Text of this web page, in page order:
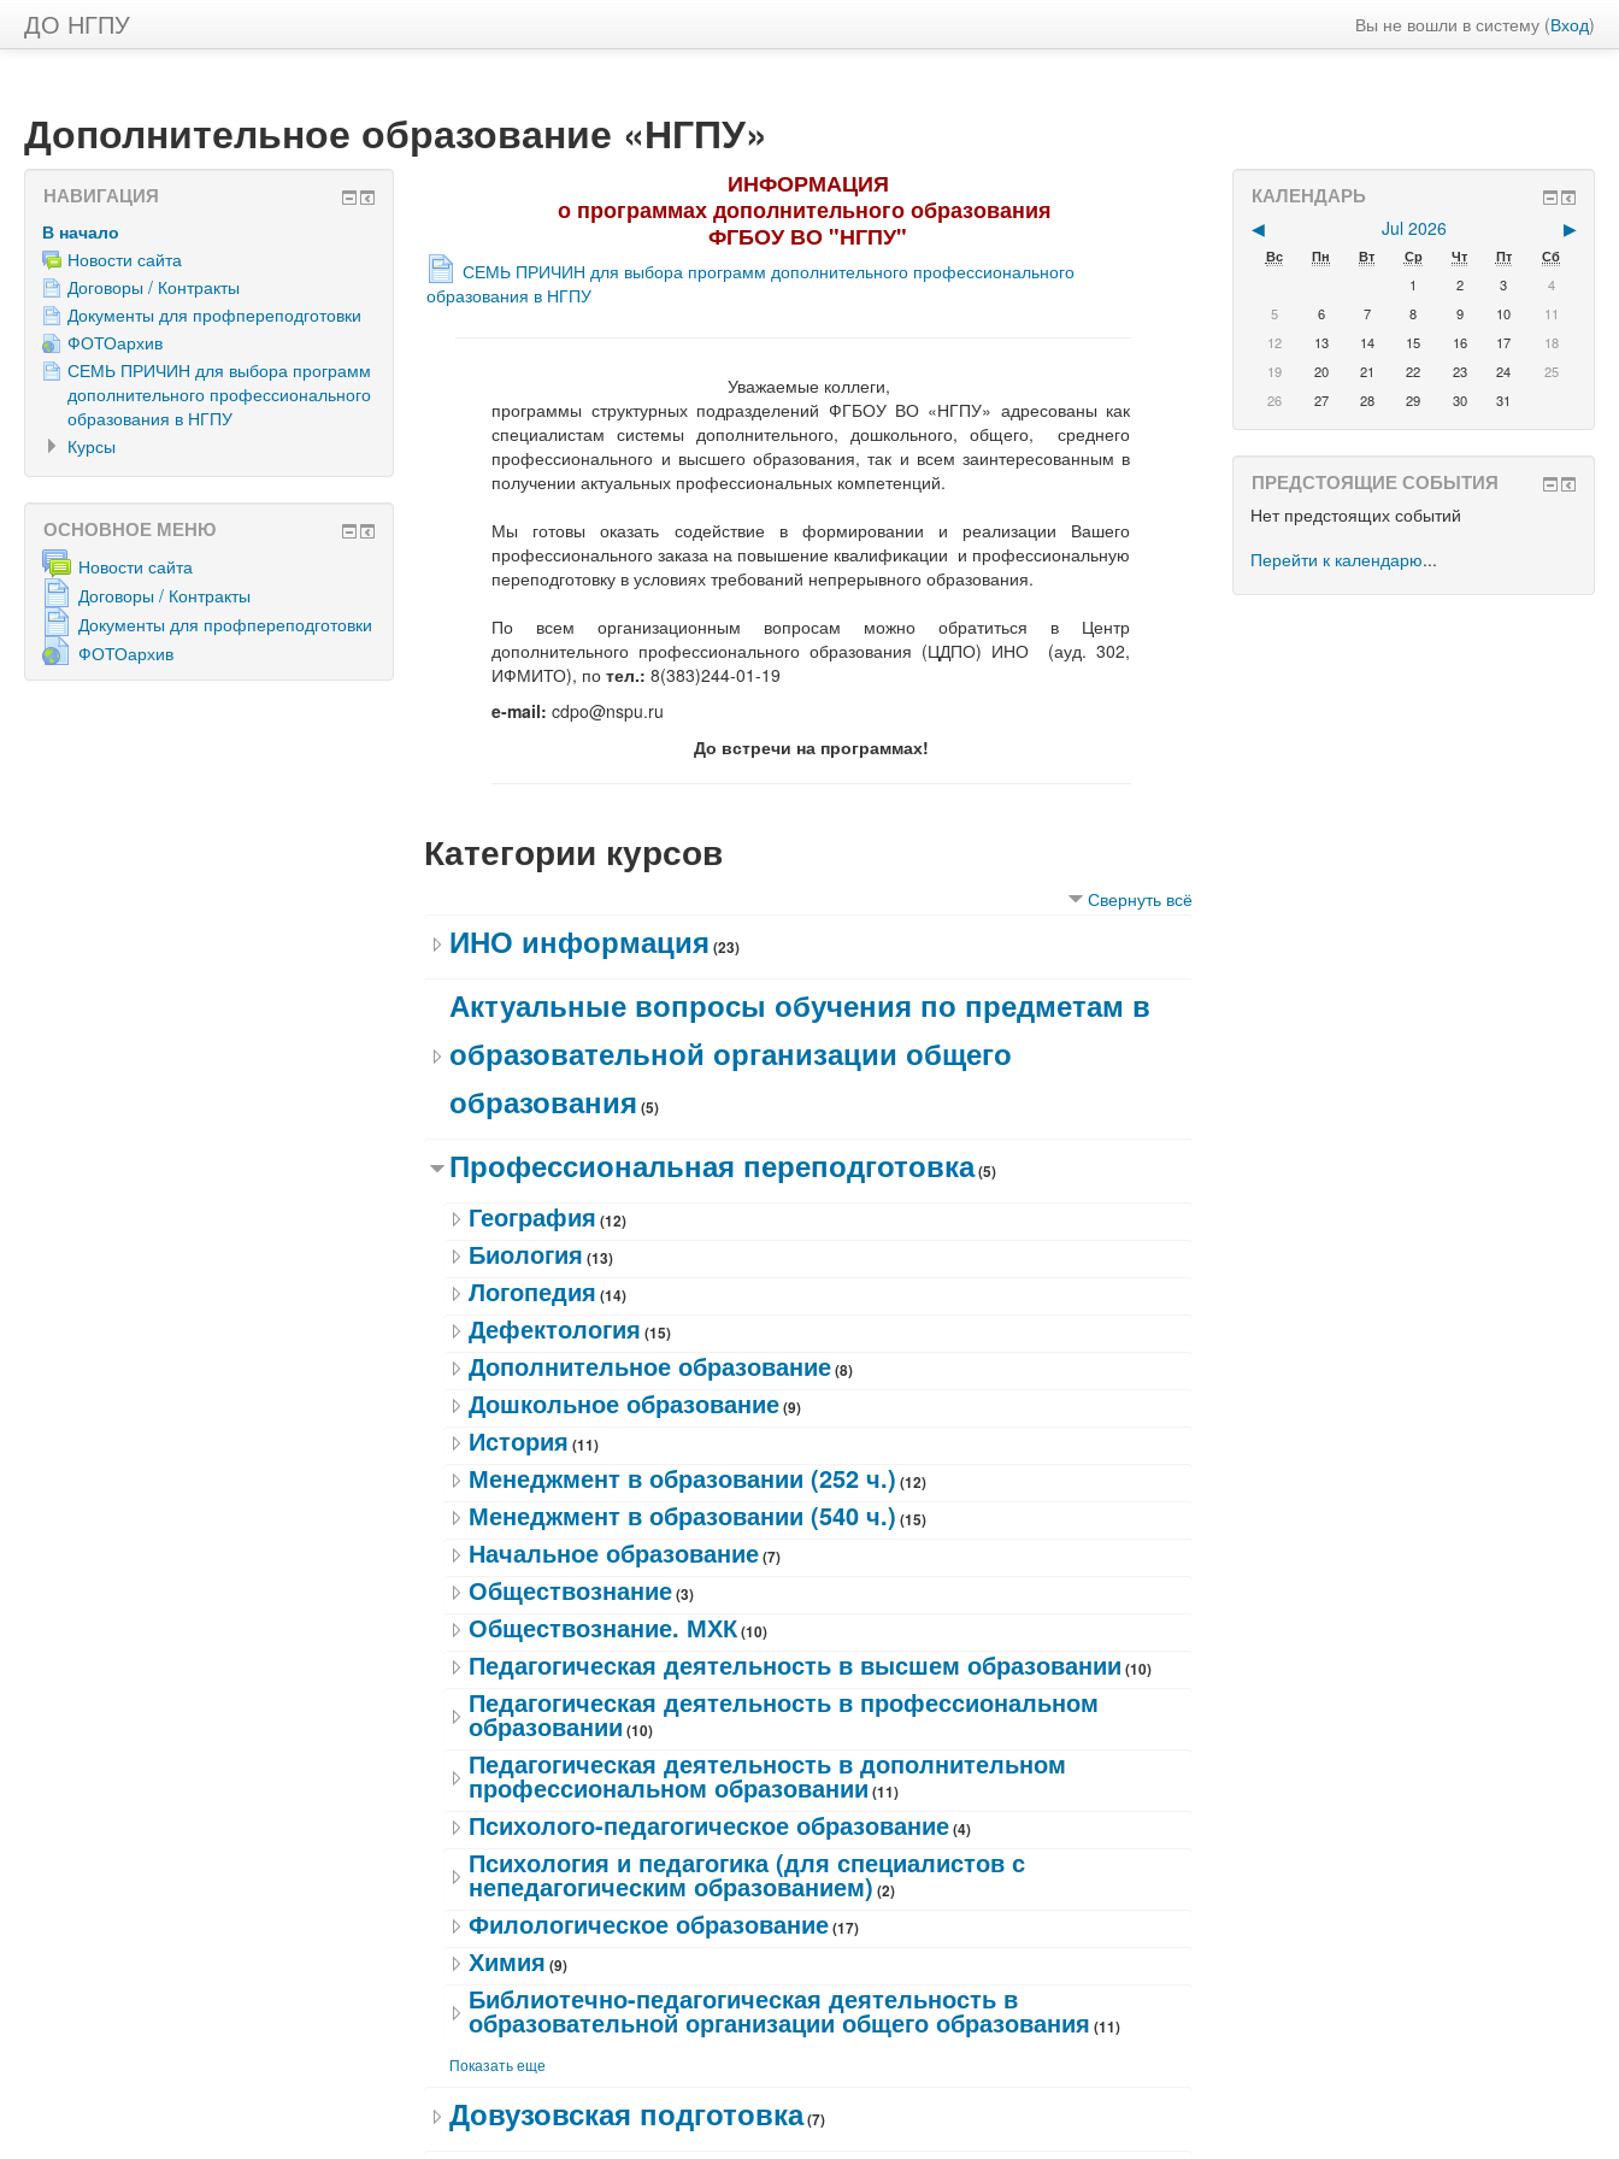
ДО НГПУ Вы не вошли в систему (Вход)
Дополнительное образование «НГПУ»
ИНФОРМАЦИЯ
о программах дополнительного образования
ФГБОУ ВО "НГПУ"
СЕМЬ ПРИЧИН для выбора программ дополнительного профессионального
образования в НГПУ
Уважаемые коллеги,
программы структурных подразделений ФГБОУ ВО «НГПУ» адресованы как
специалистам системы дополнительного, дошкольного, общего, среднего
профессионального и высшего образования, так и всем заинтересованным в
получении актуальных профессиональных компетенций.
Мы готовы оказать содействие в формировании и реализации Вашего
профессионального заказа на повышение квалификации и профессиональную
переподготовку в условиях требований непрерывного образования.
По всем организационным вопросам можно обратиться в Центр
дополнительного профессионального образования (ЦДПО) ИНО (ауд. 302,
ИФМИТО), потел.:8(383)244-01-19
e-mail:cdpo@nspu.ru
До встречи на программах!
Категории курсов
Свернуть всё
ИНО информация (23)
Актуальные вопросы обучения по предметам в
образовательной организации общего
образования (5)
Профессиональная переподготовка(5)
География (12)
Биология (13)
Логопедия (14)
Дефектология (15)
Дополнительное образование(8)
Дошкольное образование(9)
История (11)
Менеджмент в образовании (252 ч.) (12)
Менеджмент в образовании (540 ч.) (15)
Начальное образование(7)
Обществознание(3)
Обществознание. МХК(10)
Педагогическая деятельность в высшем образовании (10)
Педагогическая деятельность в профессиональном
образовании (10)
Педагогическая деятельность в дополнительном
профессиональном образовании (11)
Психолого-педагогическое образование(4)
Психология и педагогика (для специалистов с
непедагогическим образованием) (2)
Филологическое образование(17)
Химия (9)
Библиотечно-педагогическая деятельность в
образовательной организации общего образования (11)
Показать еще
Довузовская подготовка(7)
НАВИГАЦИЯ
В начало
Новости сайта
Договоры / Контракты
Документы для профпереподготовки
ФОТОархив
СЕМЬ ПРИЧИН для выбора программ
дополнительного профессионального
образования в НГПУ
Курсы
ОСНОВНОЕ МЕНЮ
Новости сайта
Договоры / Контракты
Документы для профпереподготовки
ФОТОархив
КАЛЕНДАРЬ
◀︎ Jul 2026 ▶︎
Вс Пн Вт Ср Чт Пт
Сб
1
2 3
4
5
6 7 8 9 10
11
12
13 14 15 16 17
18
19
20 21 22 23 24
25
26
27 28 29 30 31
ПРЕДСТОЯЩИЕ СОБЫТИЯ
Нет предстоящих событий
Перейти к календарю...